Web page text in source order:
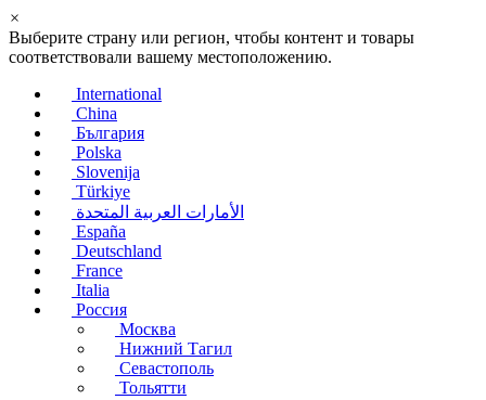
×
Выберите страну или регион, чтобы контент и товары
соответствовали вашему местоположению.
International
China
България
Polska
Slovenija
Türkiye
الأمارات العربية المتحدة
España
Deutschland
France
Italia
Россия
Москва
Нижний Тагил
Севастополь
Тольятти